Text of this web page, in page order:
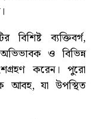
বিশিষ্ট ব্যক্তিবর্গ,
ও বিভিন্ন
করেন। পুরো
আবহ, যা উপস্থিত